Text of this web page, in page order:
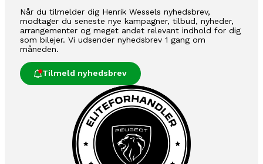
Når du tilmelder dig Henrik Wessels nyhedsbrev,
modtager du seneste nye kampagner, tilbud, nyheder,
arrangementer og meget andet relevant indhold for dig
som bilejer. Vi udsender nyhedsbrev 1 gang om
måneden.
Tilmeld nyhedsbrev